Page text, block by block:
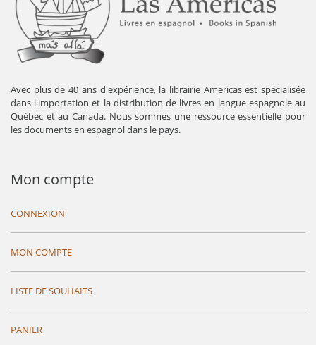
Avec plus de 40 ans d'expérience, la librairie Americas est spécialisée
dans l'importation et la distribution de livres en langue espagnole au
Québec et au Canada. Nous sommes une ressource essentielle pour
les documents en espagnol dans le pays.
Mon compte
CONNEXION
MON COMPTE
LISTE DE SOUHAITS
PANIER